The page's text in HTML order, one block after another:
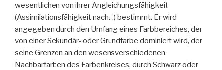
wesentlichen von ihrer Angleichungsfähigkeit
(Assimilationsfähigkeit nach…) bestimmt. Er wird
angegeben durch den Umfang eines Farbbereiches, der
von einer Sekundär- oder Grundfarbe dominiert wird, der
seine Grenzen an den wesensverschiedenen
Nachbarfarben des Farbenkreises, durch Schwarz oder